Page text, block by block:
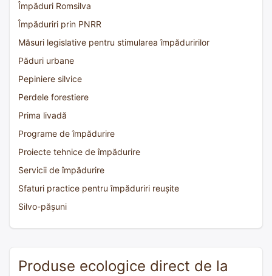
Împăduri Romsilva
Împăduriri prin PNRR
Măsuri legislative pentru stimularea împăduririlor
Păduri urbane
Pepiniere silvice
Perdele forestiere
Prima livadă
Programe de împădurire
Proiecte tehnice de împădurire
Servicii de împădurire
Sfaturi practice pentru împăduriri reușite
Silvo-pășuni
Produse ecologice direct de la